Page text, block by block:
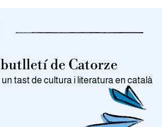
de Catorze
tast de cultura i literatura en català